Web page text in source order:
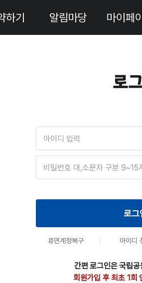
하기 알림마당 마이페
로
아
비
호
로그
휴면계정복구 아이디
간편 로그인은 국립공
회원가입 후 최초 1회